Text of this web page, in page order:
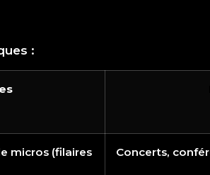
:
micros (filaires
Concerts,